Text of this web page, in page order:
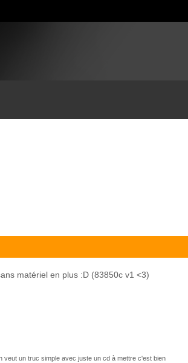
matériel en plus :D (83850c v1 <3)
veut un truc simple avec juste un cd à mettre c'est bien